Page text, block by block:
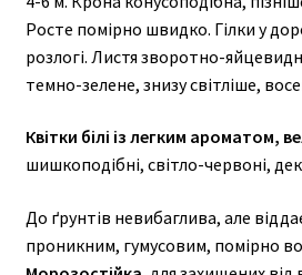
Росте помірно швидко. Гілки у
розлогі. Листя зворотно-
темно-зелене, знизу світліше,
Квітки білі із легким ароматом,
шишкоподібні, світло-червоні,
До ґрунтів невибаглива, але
проникним, гумусовим, помірно